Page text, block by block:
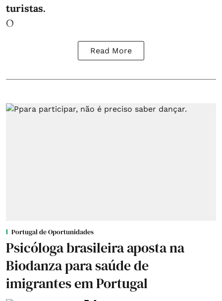
turistas.
O
Read More
Portugal de Oportunidades
Psicóloga brasileira aposta na
Biodanza para saúde de
imigrantes em Portugal